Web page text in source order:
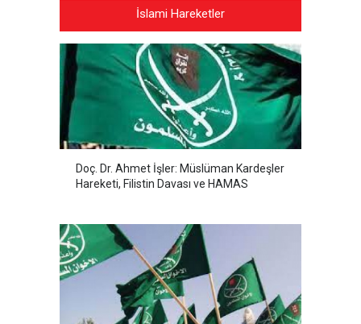
İslami Hareketler
Doç. Dr. Ahmet İşler: Müslüman Kardeşler
Hareketi, Filistin Davası ve HAMAS